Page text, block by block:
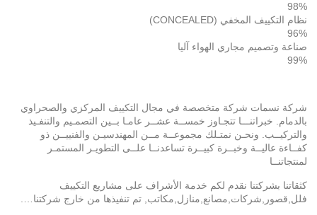
98%
نظام التكييف المخفي (CONCEALED)
96%
صناعة وتصميم مجاري الهواء آليا
99%
شركة نسمات شركة متخصصة في مجال التكييف المركزي والصحراوي
بالدمام. خبراتنـــا تتجـاوز خمســة عشــر عامـا بــين التصمـيم والتنفـيذ
والتركيــب. ونحـن نمتـلك مجموعــة مــن المهندسيـن والفنييــن ذو
كفــاءة عاليــة وخبــرة كبيــرة تساعدنــا علــى التطويـر المستمـر
لمنتجاتنــا
كثقاتنا بشركتنا نقدم لكم خدمة الأشراف على مشاريع التكييف
فلل,قصور,شركات,مصانع,منازل,مكاتب, تم تنفيذها من خارج شركتنا….